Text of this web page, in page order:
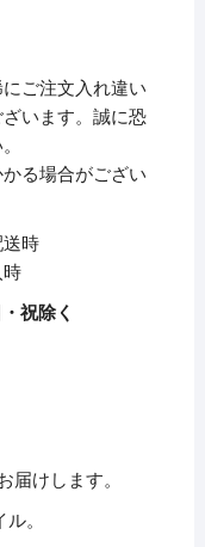
ご注文入れ違い
います。誠に恐
る場合がござい
送時
時
祝除く
届けします。
。